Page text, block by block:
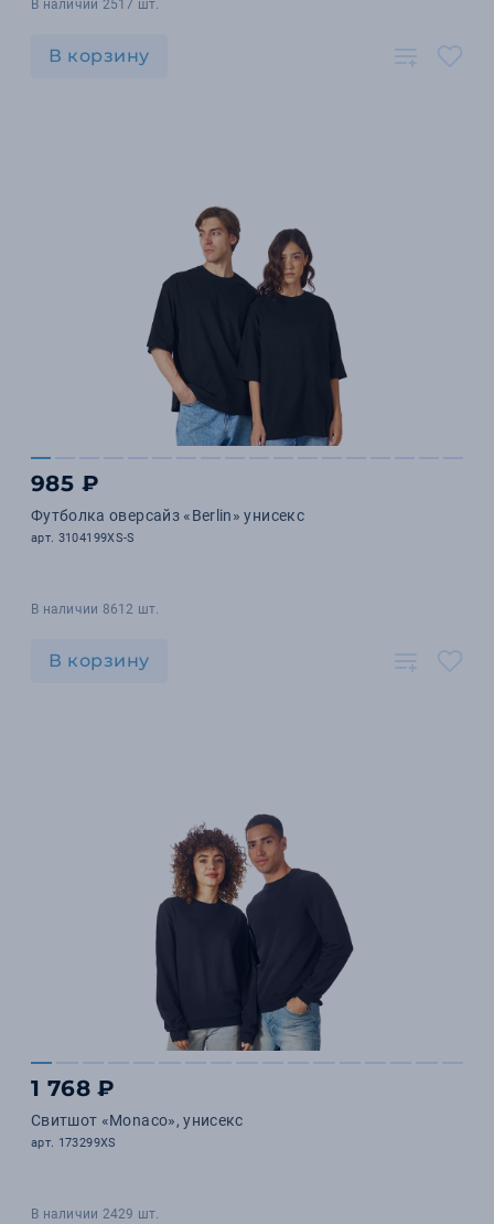
В наличии 2517 шт.
В корзину
985 ₽
Футболка оверсайз «Berlin» унисекс
арт. 3104199XS-S
В наличии 8612 шт.
В корзину
1 768 ₽
Свитшот «Monaco», унисекс
арт. 173299XS
В наличии 2429 шт.